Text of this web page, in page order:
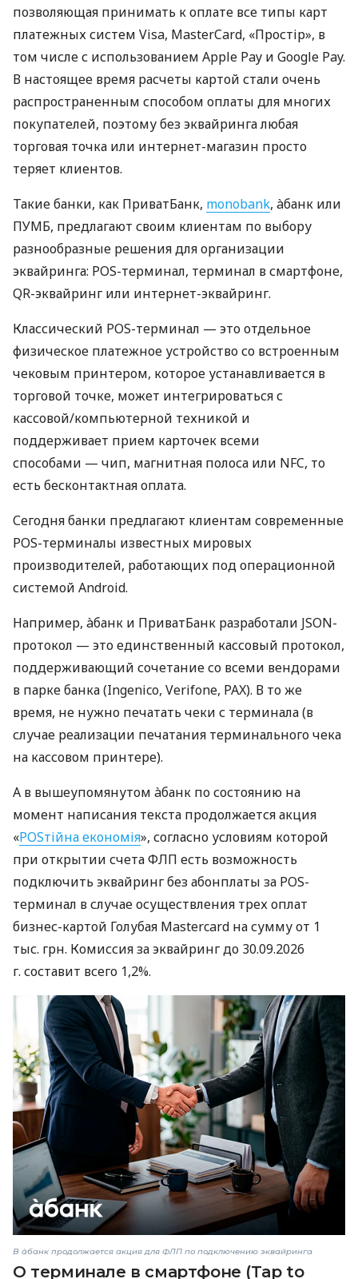
позволяющая принимать к оплате все типы карт
платежных систем Visa, MasterCard, «Простір», в
том числе с использованием Apple Pay и Google Pay.
В настоящее время расчеты картой стали очень
распространенным способом оплаты для многих
покупателей, поэтому без эквайринга любая
торговая точка или интернет-магазин просто
теряет клиентов.
Такие банки, как ПриватБанк, monobank, àбанк или
ПУМБ, предлагают своим клиентам по выбору
разнообразные решения для организации
эквайринга: POS-терминал, терминал в смартфоне,
QR-эквайринг или интернет-эквайринг.
Классический POS-терминал — это отдельное
физическое платежное устройство со встроенным
чековым принтером, которое устанавливается в
торговой точке, может интегрироваться с
кассовой/компьютерной техникой и
поддерживает прием карточек всеми
способами — чип, магнитная полоса или NFC, то
есть бесконтактная оплата.
Сегодня банки предлагают клиентам современные
POS-терминалы известных мировых
производителей, работающих под операционной
системой Android.
Например, àбанк и ПриватБанк разработали JSON-
протокол — это единственный кассовый протокол,
поддерживающий сочетание со всеми вендорами
в парке банка (Ingenico, Verifone, PAX). В то же
время, не нужно печатать чеки с терминала (в
случае реализации печатания терминального чека
на кассовом принтере).
А в вышеупомянутом àбанк по состоянию на
момент написания текста продолжается акция
«POSтійна економія», согласно условиям которой
при открытии счета ФЛП есть возможность
подключить эквайринг без абонплаты за POS-
терминал в случае осуществления трех оплат
бизнес-картой Голубая Mastercard на сумму от 1
тыс. грн. Комиссия за эквайринг до 30.09.2026
г. составит всего 1,2%.
В àбанк продолжается акция для ФЛП по подключению эквайринга
О терминале в смартфоне (Tap to